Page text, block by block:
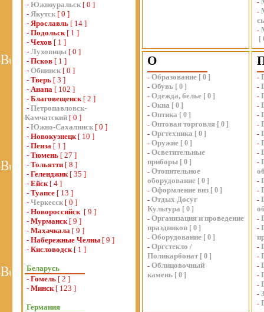
- Южноуральск [ 0 ]
- Якутск [ 0 ]
- Ярославль [ 14 ]
- Подольск[ 1 ]
- Чехов [ 1 ]
- Луховицы [ 0 ]
- Псков [ 1 ]
- Обнинск [ 0 ]
- Тверь [ 3 ]
- Анапа [ 102 ]
- Благовещенск[ 2 ]
- Петропавловск-
Камчатский [ 0 ]
- Южно-Сахалинск [ 0 ]
- Новокузнецк[ 10 ]
- Пенза [ 1 ]
- Тюмень [ 27 ]
- Тольятти [ 8 ]
- Геленджик[ 35 ]
- Ейск[ 4 ]
- Туапсе [ 13 ]
- Черкесск [ 0 ]
- Новороссийск [ 9 ]
- Мурманск[ 9 ]
- Махачкала [ 9 ]
- Набережные Челны [ 9 ]
- Кисловодск[ 1 ]
Беларусь
- Гомель [ 2 ]
- Минск[ 123 ]
Германия
-
-
-
[
О
- Образование [ 0 ]
- Обувь [ 0 ]
- Одежда, белье [ 0 ]
- Окна [ 0 ]
- Оптика [ 0 ]
- Оптовая торговля [ 0 ]
- Оргтехника [ 0 ]
- Оружие [ 0 ]
- Осветительные
приборы [ 0 ]
- Отопительное
оборудование [ 0 ]
- Оформление виз [ 0 ]
- Отдых Досуг
Культура [ 0 ]
- Организация и проведение
праздников [ 0 ]
- Оборудование [ 0 ]
- Оргстекло /
Поликарбонат [ 0 ]
- Облицовочный
камень [ 0 ]
-
-
-
-
-
-
-
-
-
-
-
-
-
-
-
-
-
-
-
-
-
-